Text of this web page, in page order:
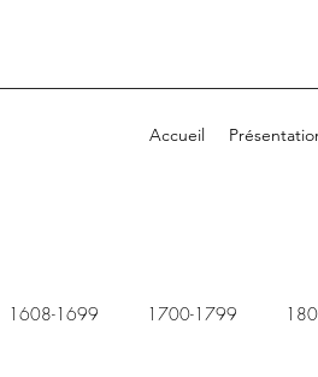
Accueil
1608-1699 1700-1799